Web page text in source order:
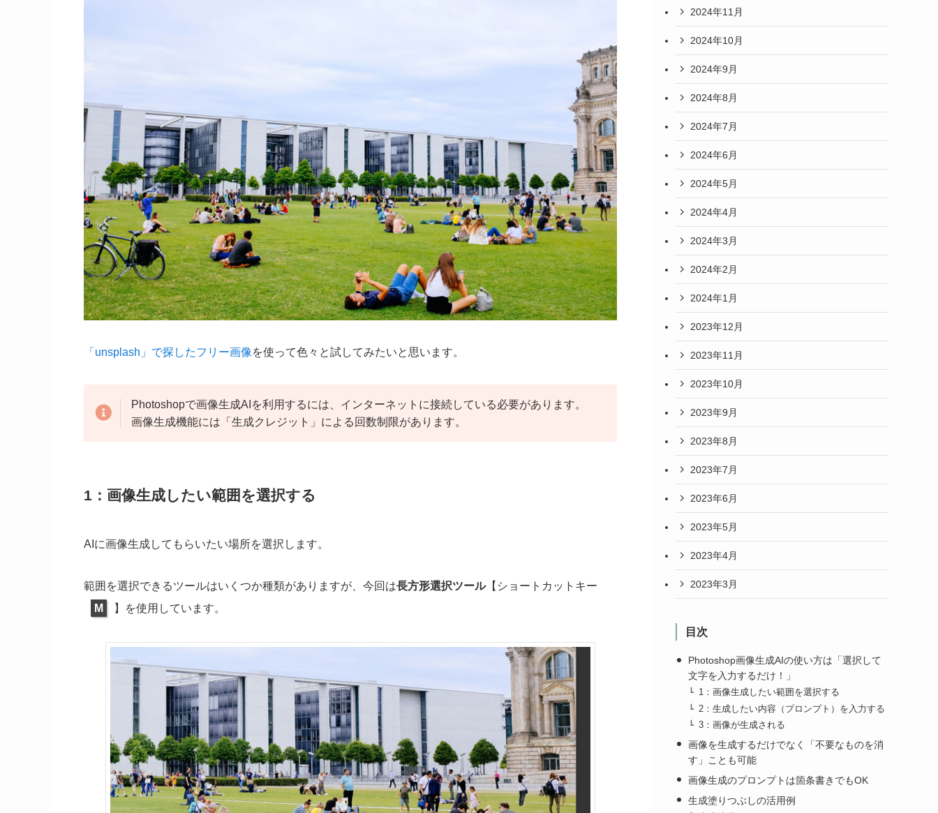
「unsplash」で探したフリー画像を使って色々と試してみたいと思います。
Photoshopで画像生成AIを利用するには、インターネットに接続している必要があります。
画像生成機能には「生成クレジット」による回数制限があります。
1：画像生成したい範囲を選択する
AIに画像生成してもらいたい場所を選択します。
範囲を選択できるツールはいくつか種類がありますが、今回は長方形選択ツール【ショートカットキー
M
】を使用しています。
2024年11月
2024年10月
2024年9月
2024年8月
2024年7月
2024年6月
2024年5月
2024年4月
2024年3月
2024年2月
2024年1月
2023年12月
2023年11月
2023年10月
2023年9月
2023年8月
2023年7月
2023年6月
2023年5月
2023年4月
2023年3月
目次
Photoshop画像生成AIの使い方は「選択して
文字を入力するだけ！」
1：画像生成したい範囲を選択する
2：生成したい内容（プロンプト）を入力する
3：画像が生成される
画像を生成するだけでなく「不要なものを消
す」ことも可能
画像生成のプロンプトは箇条書きでもOK
生成塗りつぶしの活用例